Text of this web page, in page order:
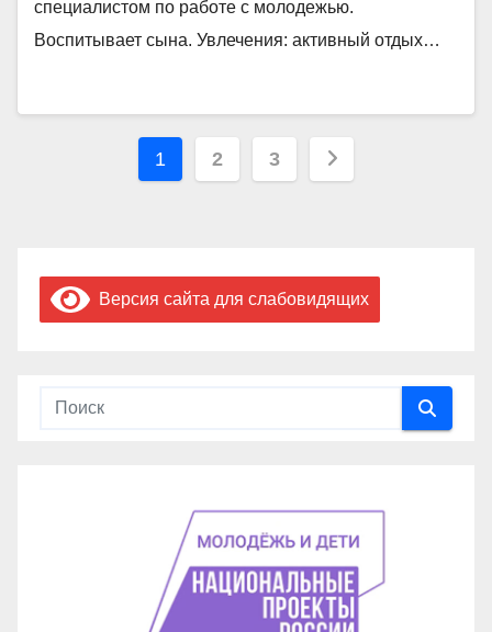
специалистом по работе с молодежью.
Воспитывает сына. Увлечения: активный отдых…
Пагинация
1 2 3
Версия сайта для слабовидящих